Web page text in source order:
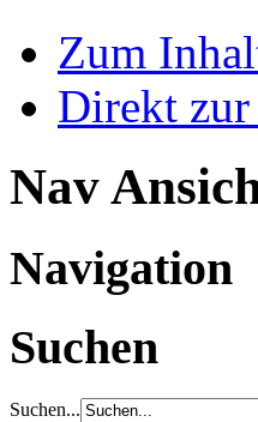
Zum
Direkt
Nav
Navigation
Suchen
Suchen...